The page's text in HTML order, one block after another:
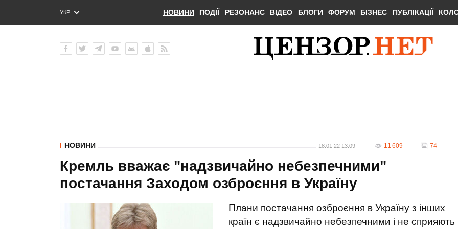
УКР
ENG
НОВИНИ ПОДІЇ РЕЗОНАНС ВІДЕО БЛОГИ ФОРУМ БІЗНЕС ПУБЛІКАЦІЇ
НОВИНИ 18.01.22 13:09 11 609 74
Кремль вважає "надзвичайно небезпечними"
постачання Заходом озброєння в Україну
Плани постачання озброєння в Україну з інших
країн є надзвичайно небезпечними і не сприяють